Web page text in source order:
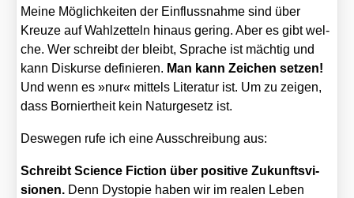
Mei­ne Mög­lich­kei­ten der Ein­fluss­nah­me sind über
Kreu­ze auf Wahl­zet­teln hin­aus gering. Aber es gibt wel­
che. Wer schreibt der bleibt, Spra­che ist mäch­tig und
kann Dis­kur­se defi­nie­ren. Man kann Zei­chen set­zen!
Und wenn es »nur« mit­tels Lite­ra­tur ist. Um zu zei­gen,
dass Bor­niert­heit kein Natur­ge­setz ist.
Des­we­gen rufe ich eine Aus­schrei­bung aus:
Schreibt Sci­ence Fic­tion über posi­ti­ve Zukunfts­vi­
sio­nen. Denn Dys­to­pie haben wir im rea­len Leben